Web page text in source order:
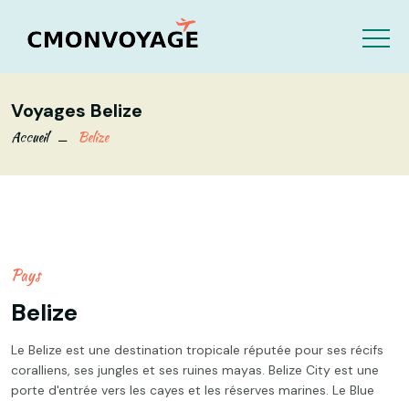
Voyages Belize
Accueil Belize
Pays
Belize
Le Belize est une destination tropicale réputée pour ses récifs
coralliens, ses jungles et ses ruines mayas. Belize City est une
porte d'entrée vers les cayes et les réserves marines. Le Blue